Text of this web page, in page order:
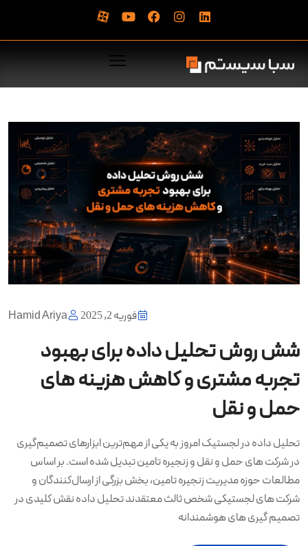
فوریه 2, 2025 Hamid Ariya
شش روش تحلیل داده برای بهبود
تجربه مشتری و کاهش هزینه های
حمل و نقل
تحلیل داده در لجستیک امروز به یکی از مهم‌ترین ابزارهای تصمیم‌گیری
در شرکت های حمل و نقل و زنجیره تامین تبدیل شده است. بر اساس
مطالعات حوزه مدیریت زنجیره تامین، بخش بزرگی از ارسال‌کنندگان و
شرکت های لجستیکی شخص ثالث معتقدند تحلیل داده نقش کلیدی در
تصمیم گیری های هوشمندانه